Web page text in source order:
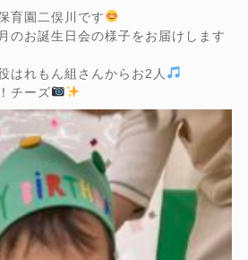
育園二俣川です
のお誕生日会の様子をお届けします
はれもん組さんからお2人
チーズ